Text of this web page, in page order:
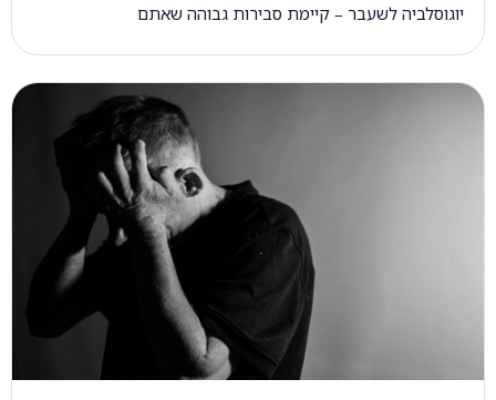
יוגוסלביה לשעבר – קיימת סבירות גבוהה שאתם